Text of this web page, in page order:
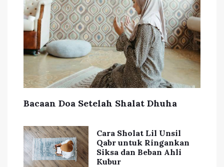
Bacaan Doa Setelah Shalat Dhuha
Cara Sholat Lil Unsil
Qabr untuk Ringankan
Siksa dan Beban Ahli
Kubur